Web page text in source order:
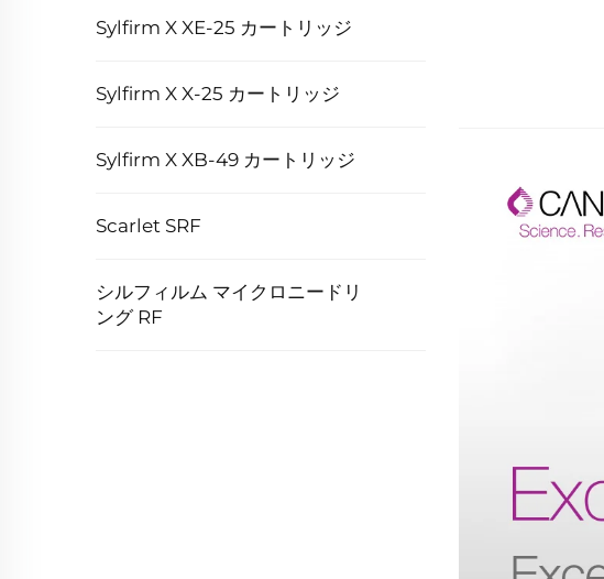
Sylfirm X XE-25 カートリッジ
Sylfirm X X-25 カートリッジ
Sylfirm X XB-49 カートリッジ
Scarlet SRF
シルフィルム マイクロニードリ
ング RF